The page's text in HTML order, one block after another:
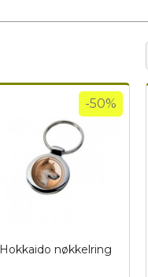
Hokkaido nøkkelring
-50%